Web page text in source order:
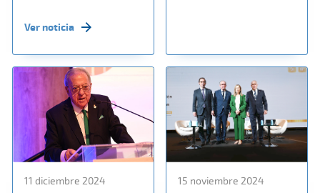
Ver noticia
11 diciembre 2024 15 noviembre 2024